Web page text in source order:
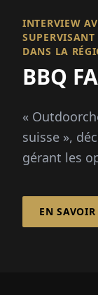
INTERVIEW
DANS LA
BBQ
«
suisse »,
gérant les
Allemagne.
EN SAVOIR